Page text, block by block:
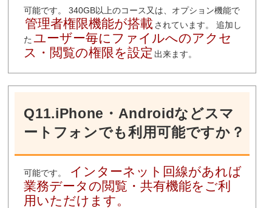
可能です。 340GB以上のコース又は、オプション機能で
管理者権限機能が搭載 されています。 追加し
た ユーザー毎にファイルへのアクセ
ス・閲覧の権限を設定 出来ます。
Q11.iPhone・Androidなどスマ
ートフォンでも利用可能ですか？
可能です。
インターネット回線があれば
業務データの閲覧・共有機能をご利
用いただけます。